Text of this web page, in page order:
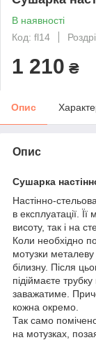
В наявності
Код: fl14
1 210 ₴
Опис
Опис
Сушарка
Настінно-стельова
в експлуатації.
висоту, так і на
Коли необхідно
мотузки
білизну. Після
підіймаєте
заважатиме.
кожна окремо.
Так само
на мотузках,